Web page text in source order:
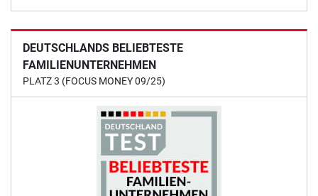
DEUTSCHLANDS BELIEBTESTE
FAMILIENUNTERNEHMEN
PLATZ 3 (FOCUS MONEY 09/25)